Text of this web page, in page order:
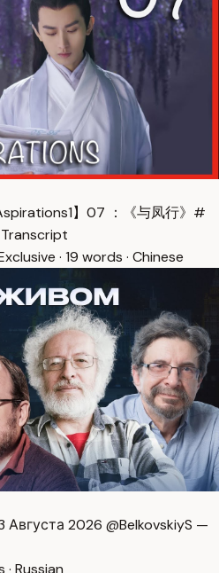
】07 ：《与凤行》#
· 19 words · Chinese
2026 @BelkovskiyS —
Russian